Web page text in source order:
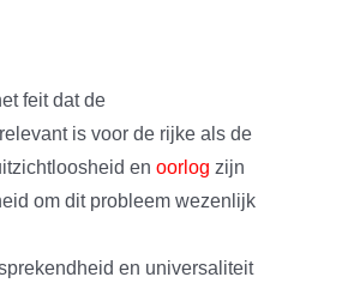
feit dat de
is voor de rijke als de
en oorlog zijn
om dit probleem wezenlijk
en universaliteit